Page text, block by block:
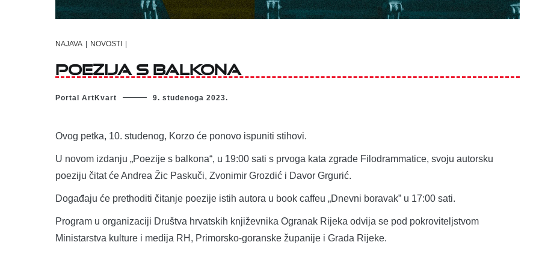
NAJAVA NOVOSTI
Poezija s balkona
Portal ArtKvart 9. studenoga 2023.
Ovog petka, 10. studenog, Korzo će ponovo ispuniti stihovi.
U novom izdanju „Poezije s balkona“, u 19:00 sati s prvoga kata zgrade Filodrammatice, svoju autorsku
poeziju čitat će Andrea Žic Paskuči, Zvonimir Grozdić i Davor Grgurić.
Događaju će prethoditi čitanje poezije istih autora u book caffeu „Dnevni boravak” u 17:00 sati.
Program u organizaciji Društva hrvatskih književnika Ogranak Rijeka odvija se pod pokroviteljstvom
Ministarstva kulture i medija RH, Primorsko-goranske županije i Grada Rijeke.